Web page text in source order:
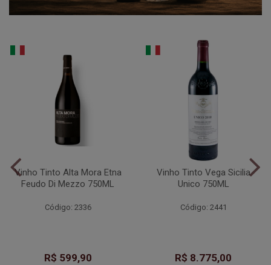
Vinho Tinto Alta Mora Etna
Feudo Di Mezzo 750ML
Código: 2336
R$ 599,90
Vinho Tinto Vega Sicilia
Unico 750ML
Código: 2441
R$ 8.775,00